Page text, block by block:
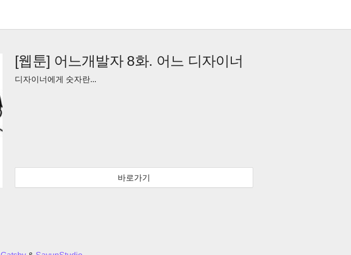
[웹툰] 어느개발자 8화. 어느 디자이너
디자이너에게 숫자란...
바로가기